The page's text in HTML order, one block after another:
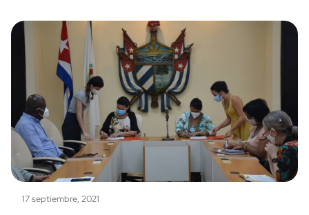
17 septiembre, 2021